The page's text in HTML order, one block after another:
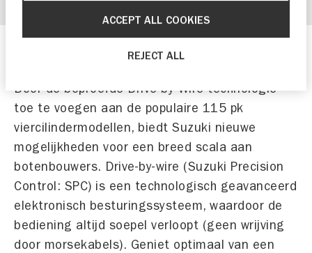
Door de beproefde Drive-by-Wire-technologie
toe te voegen aan de populaire 115 pk
viercilindermodellen, biedt Suzuki nieuwe
mogelijkheden voor een breed scala aan
botenbouwers. Drive-by-wire (Suzuki Precision
Control: SPC) is een technologisch geavanceerd
elektronisch besturingssysteem, waardoor de
bediening altijd soepel verloopt (geen wrijving
door morsekabels). Geniet optimaal van een
REJECT ALL
ACCEPT ALL COOKIES